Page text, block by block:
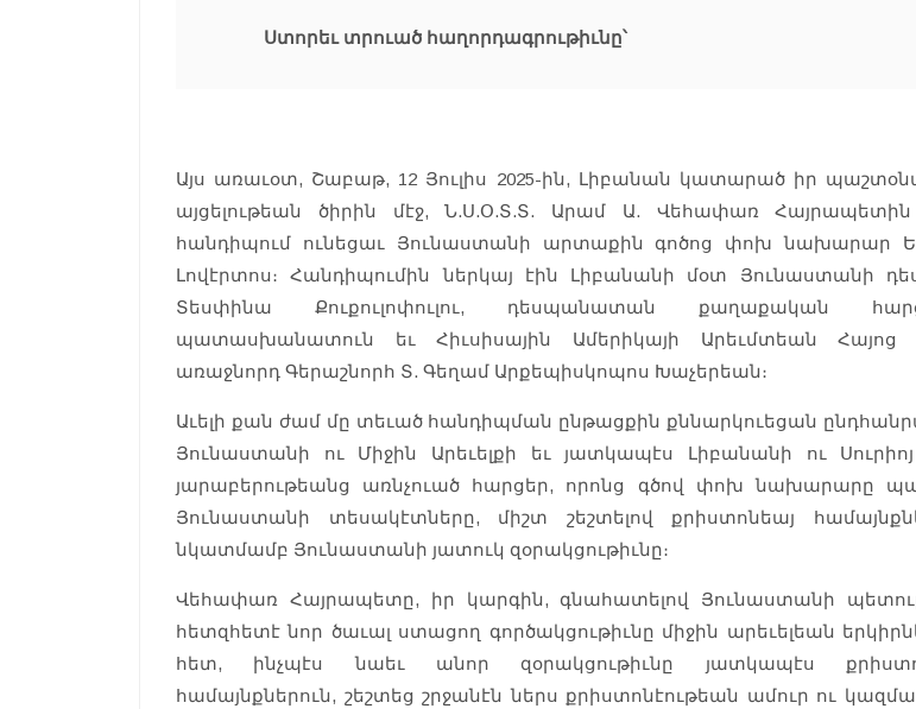
Ստորեւ տրուած հաղորդագրութիւնը՝
Այս առաւօտ, Շաբաթ, 12 Յուլիս 2025-ին, Լիբանան կատարած իր
այցելութեան ծիրին մէջ, Ն.Ս.Օ.Տ.Տ. Արամ Ա. Վեհափառ
հանդիպում ունեցաւ Յունաստանի արտաքին գոծոց փոխ նախարար
Լովէրտոս։ Հանդիպումին ներկայ էին Լիբանանի մօտ Յունաստանի
Տեսփինա Քուքուլոփուլու, դեսպանատան քաղաքական
պատասխանատուն եւ Հիւսիսային Ամերիկայի Արեւմտեան Հայոց
առաջնորդ Գերաշնորհ Տ. Գեղամ Արքեպիսկոպոս Խաչերեան։
Աւելի քան ժամ մը տեւած հանդիպման ընթացքին քննարկուեցան
Յունաստանի ու Միջին Արեւելքի եւ յատկապէս Լիբանանի ու
յարաբերութեանց առնչուած հարցեր, որոնց գծով փոխ նախարարը
Յունաստանի տեսակէտները, միշտ շեշտելով քրիստոնեայ
նկատմամբ Յունաստանի յատուկ զօրակցութիւնը։
Վեհափառ Հայրապետը, իր կարգին, գնահատելով Յունաստանի
հետզհետէ նոր ծաւալ ստացող գործակցութիւնը միջին արեւելեան
հետ, ինչպէս նաեւ անոր զօրակցութիւնը յատկապէս
համայնքներուն, շեշտեց շրջանէն ներս քրիստոնէութեան ամուր ու